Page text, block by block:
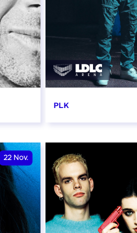
PLK
RÉSERVER
22 Nov.